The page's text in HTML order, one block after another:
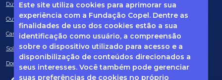
Este site utiliza cookies para aprimorar sua
experiência com a Fundação Copel. Dentre as
finalidades de uso dos cookies estão a sua
identificação como usuário, a compreensão
sobre o dispositivo utilizado para acesso e a
disponibilização de conteúdos direcionados a
seus interesses. Você também pode gerenciar
suas preferências de cookies no próprio
Dúvidas frequentes
Ouvidoria
Canal de Denúncias
Solicitação de informações
Documentos obrigatórios